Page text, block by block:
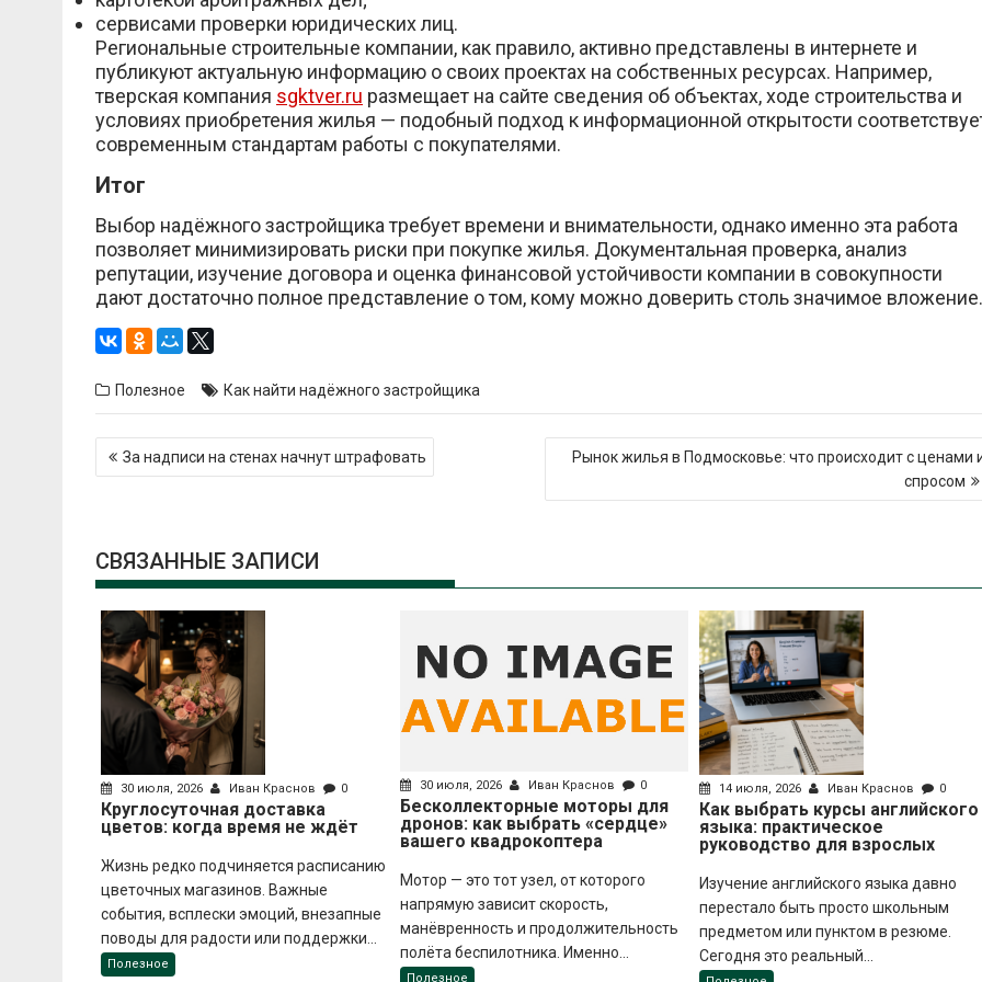
сервисами проверки юридических лиц.
Региональные строительные компании, как правило, активно представлены в интернете и
публикуют актуальную информацию о своих проектах на собственных ресурсах. Например,
тверская компания sgktver.ru размещает на сайте сведения об объектах, ходе строительства и
условиях приобретения жилья — подобный подход к информационной открытости
современным стандартам работы с покупателями.
Итог
Выбор надёжного застройщика требует времени и внимательности, однако именно эта работа
позволяет минимизировать риски при покупке жилья. Документальная проверка, анализ
репутации, изучение договора и оценка финансовой устойчивости компании в совокупности
дают достаточно полное представление о том, кому можно доверить столь значимое вложение.
Полезное Как найти надёжного застройщика
Навигация
поЗа надписи на стенах начнут штрафовать
Рынок жилья в Подмосковье: что происходит с ценами
спросом
СВЯЗАННЫЕ ЗАПИСИ
30 июля, 2026 Иван Краснов 0
Круглосуточная доставка
цветов: когда время не ждёт
Жизнь редко подчиняется расписанию
цветочных магазинов. Важные
события, всплески эмоций, внезапные
поводы для радости или поддержки...
Полезное
30 июля, 2026 Иван Краснов 0
Бесколлекторные моторы для
дронов: как выбрать «сердце»
вашего квадрокоптера
Мотор — это тот узел, от которого
напрямую зависит скорость,
манёвренность и продолжительность
полёта беспилотника. Именно...
Полезное
14 июля, 2026 Иван Краснов 0
Как выбрать курсы английского
языка: практическое
руководство для взрослых
Изучение английского языка давно
перестало быть просто школьным
предметом или пунктом в резюме.
Сегодня это реальный...